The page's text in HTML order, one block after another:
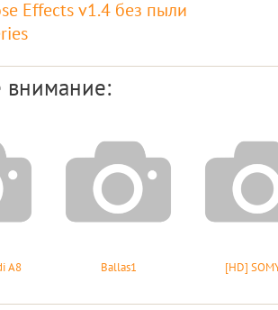
Effects v1.4 без пыли
внимание:
A8 Ballas1 [HD]